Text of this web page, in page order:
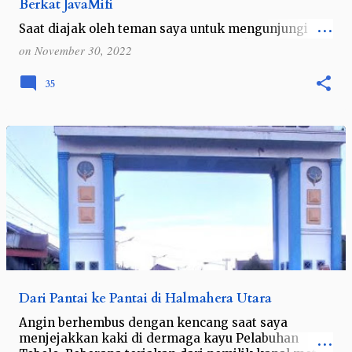
Berkat JavaMifi
Saat diajak oleh teman saya untuk mengunjungi
Vietnam, saya pun langsung mengiyakan. Proses
selanjutnya pun berlangsung cukup cepat, hanya
sekitar 1 bulan saja, mulai dari bikin g…
on November 30, 2022
35
Dari Pantai ke Pantai di Halmahera Utara
Angin berhembus dengan kencang saat saya
menjejakkan kaki di dermaga kayu Pelabuhan